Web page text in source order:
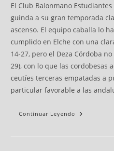
El Club Balonmano
guinda a su gran temporada
ascenso. El equipo caballa lo
cumplido en Elche con una
14-27, pero el Deza Córdoba
29), con lo que las cordobesas
ceutíes terceras empatadas a
particular favorable a las
Continuar Leyendo